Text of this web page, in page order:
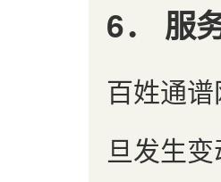
6． 服
百姓通
旦发生